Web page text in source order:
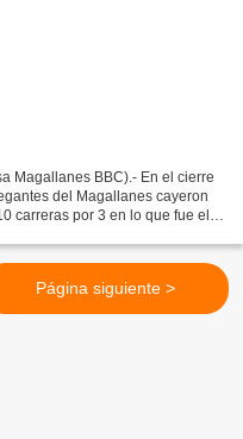
Magallanes BBC).- En el cierre
del Magallanes cayeron
carreras por 3 en lo que fue el
Página siguiente >